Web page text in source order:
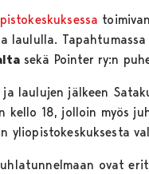
toimivan
laululla.
sekä Pointer ry:n
ja laulujen jälkeen
kello 18, jolloin myös
yliopistokeskuksesta
ovat